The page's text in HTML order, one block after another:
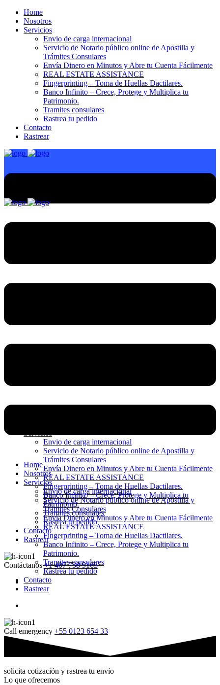
Home
Nosotros
Servicios
Envio de carga internacional
Servicio de Notario público online de Apostilla y
Trámites Consulares
Envía Dinero en Minutos y Abre tu Cuenta Fácilmente
REAL ESTATE ASSISTANCE
Fingerprinting – Toma de Huellas Dactilares.
Banco Infinito – Crece, Protege y Multiplica tu
Patrimonio.
Tramites consulares
Rastrea tu pedido
Contacto
Rastrear
Envio de carga internacional
Servicio de Notario público online de Apostilla y
Trámites Consulares
Envía Dinero en Minutos y Abre tu Cuenta Fácilmente
REAL ESTATE ASSISTANCE
Fingerprinting – Toma de Huellas Dactilares.
Banco Infinito – Crece, Protege y Multiplica tu
Patrimonio.
Tramites consulares
Rastrea tu pedido
Contacto
Rastrear
Contáctanos +1 407 738 9163
Home
Nosotros
Servicios
Envio de carga internacional
Servicio de Notario público online de Apostilla y
Trámites Consulares
Envía Dinero en Minutos y Abre tu Cuenta Fácilmente
REAL ESTATE ASSISTANCE
Fingerprinting – Toma de Huellas Dactilares.
Banco Infinito – Crece, Protege y Multiplica tu
Patrimonio.
Tramites consulares
Rastrea tu pedido
Contacto
Rastrear
Call emergency +55 0123 654 33
solicita cotización y rastrea tu envío
Lo que ofrecemos